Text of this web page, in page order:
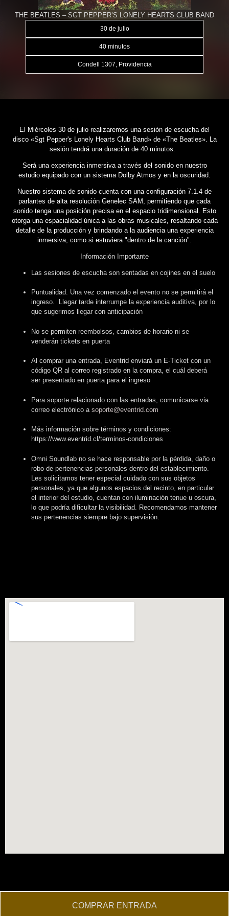
THE BEATLES – SGT PEPPER’S LONELY HEARTS CLUB BAND
30 de julio
40 minutos
Condell 1307, Providencia
El Miércoles 30 de julio realizaremos una sesión de escucha del
disco «Sgt Pepper's Lonely Hearts Club Band» de «The Beatles». La
sesión tendrá una duración de 40 minutos.
Será una experiencia inmersiva a través del sonido en nuestro
estudio equipado con un sistema Dolby Atmos y en la oscuridad.
Nuestro sistema de sonido cuenta con una configuración 7.1.4 de
parlantes de alta resolución Genelec SAM, permitiendo que cada
sonido tenga una posición precisa en el espacio tridimensional. Esto
otorga una espacialidad única a las obras musicales, resaltando cada
detalle de la producción y brindando a la audiencia una experiencia
inmersiva, como si estuviera "dentro de la canción".
Información Importante
Las sesiones de escucha son sentadas en cojines en el suelo
Puntualidad. Una vez comenzado el evento no se permitirá el
ingreso. Llegar tarde interrumpe la experiencia auditiva, por lo
que sugerimos llegar con anticipación
No se permiten reembolsos, cambios de horario ni se
venderán tickets en puerta
Al comprar una entrada, Eventrid enviará un E-Ticket con un
código QR al correo registrado en la compra, el cuál deberá
ser presentado en puerta para el ingreso
Para soporte relacionado con las entradas, comunicarse via
correo electrónico asoporte@eventrid.com
Más información sobre términos y condiciones:
https://www.eventrid.cl/terminos-condiciones
Omni Soundlab no se hace responsable por la pérdida, daño o
robo de pertenencias personales dentro del establecimiento.
Les solicitamos tener especial cuidado con sus objetos
personales, ya que algunos espacios del recinto, en particular
el interior del estudio, cuentan con iluminación tenue u oscura,
lo que podría dificultar la visibilidad. Recomendamos mantener
sus pertenencias siempre bajo supervisión.
COMPRAR ENTRADA